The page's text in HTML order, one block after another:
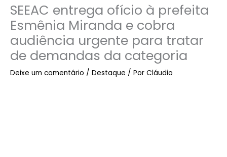
SEEAC entrega ofício à prefeita
Esmênia Miranda e cobra
audiência urgente para tratar
de demandas da categoria
Deixe um comentário / Destaque / Por Cláudio